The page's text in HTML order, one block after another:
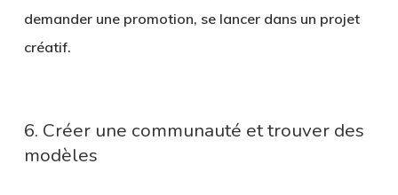
demander une promotion, se lancer dans un projet
créatif.
6. Créer une communauté et trouver des
modèles